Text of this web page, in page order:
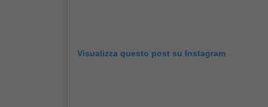
Visualizza questo post su Instagram